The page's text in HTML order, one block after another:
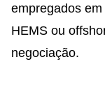
empregados
HEMS ou
negociação.